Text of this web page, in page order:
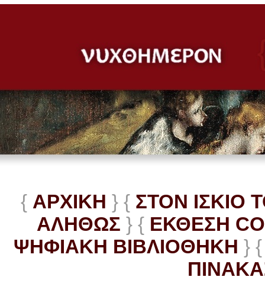
{ ΑΡΧΙΚΗ } { ΣΤΟΝ ΙΣΚΙΟ
ΑΛΗΘΩΣ } { ΕΚΘΕΣΗ
ΨΗΦΙΑΚΗ ΒΙΒΛΙΟΘΗΚΗ } {